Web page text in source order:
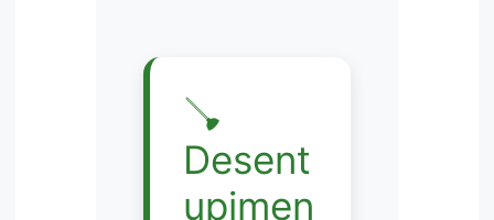
🪠
Desent
upimen